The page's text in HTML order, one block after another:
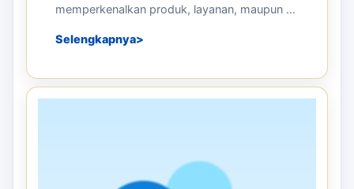
memperkenalkan produk, layanan, maupun ...
Selengkapnya